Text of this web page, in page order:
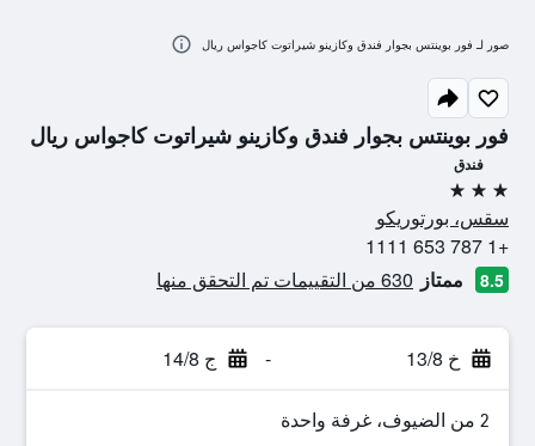
فور بوينتس بجوار فندق وكازينو شيراتوت كاجواس ريال
فندق
3 نجوم
سقس، بورتوريكو
+1 787 653 1111
8.5 ممتاز 630 من التقييمات تم التحقق منها
خ 13/8 - ج 14/8
2 من الضيوف، غرفة واحدة
صور لـ فور بوينتس بجوار فندق وكازينو شيراتوت كاجواس ريال